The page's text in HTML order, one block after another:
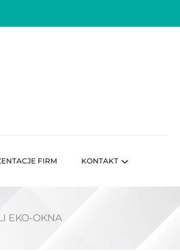
FIRM KONTAKT
EKO-OKNA